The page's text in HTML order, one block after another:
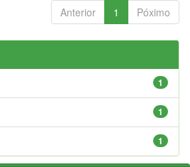
Anterior 1 Póximo
1
1
1